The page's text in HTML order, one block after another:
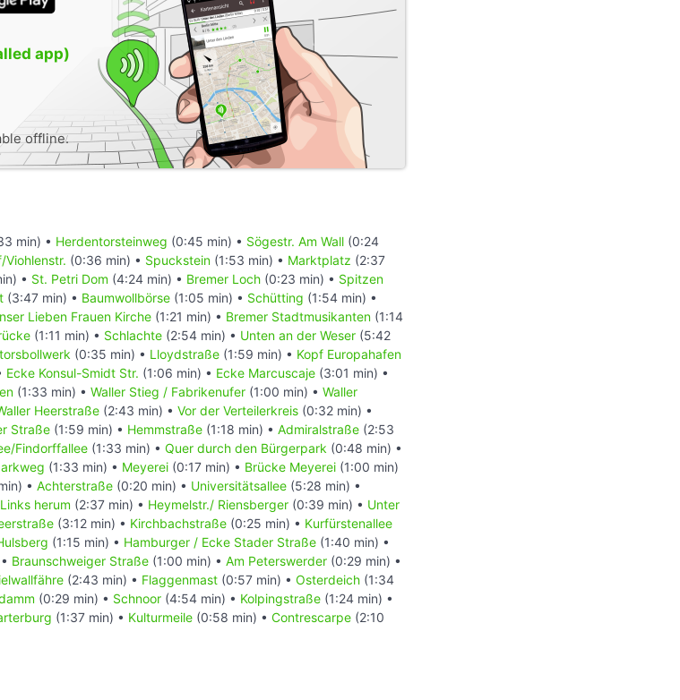
app)
offline.
min) • Herdentorsteinweg (0:45 min) • Sögestr. Am Wall (0:24
Viohlenstr. (0:36 min) • Spuckstein (1:53 min) • Marktplatz (2:37
• St. Petri Dom (4:24 min) • Bremer Loch (0:23 min) • Spitzen
(3:47 min) • Baumwollbörse (1:05 min) • Schütting (1:54 min) •
Lieben Frauen Kirche (1:21 min) • Bremer Stadtmusikanten (1:14
(1:11 min) • Schlachte (2:54 min) • Unten an der Weser (5:42
(0:35 min) • Lloydstraße (1:59 min) • Kopf Europahafen
Ecke Konsul-Smidt Str. (1:06 min) • Ecke Marcuscaje (3:01 min) •
(1:33 min) • Waller Stieg / Fabrikenufer (1:00 min) • Waller
Heerstraße (2:43 min) • Vor der Verteilerkreis (0:32 min) •
Straße (1:59 min) • Hemmstraße (1:18 min) • Admiralstraße (2:53
Findorffallee (1:33 min) • Quer durch den Bürgerpark (0:48 min) •
(1:33 min) • Meyerei (0:17 min) • Brücke Meyerei (1:00 min)
• Achterstraße (0:20 min) • Universitätsallee (5:28 min) •
Links herum (2:37 min) • Heymelstr./ Riensberger (0:39 min) • Unter
(3:12 min) • Kirchbachstraße (0:25 min) • Kurfürstenallee
(1:15 min) • Hamburger / Ecke Stader Straße (1:40 min) •
Braunschweiger Straße (1:00 min) • Am Peterswerder (0:29 min) •
(2:43 min) • Flaggenmast (0:57 min) • Osterdeich (1:34
(0:29 min) • Schnoor (4:54 min) • Kolpingstraße (1:24 min) •
(1:37 min) • Kulturmeile (0:58 min) • Contrescarpe (2:10